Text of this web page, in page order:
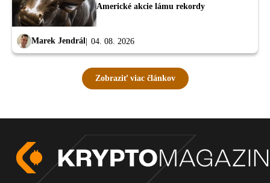
Americké akcie lámu rekordy
Marek Jendrál 04. 08. 2026
Zobraziť viac článkov